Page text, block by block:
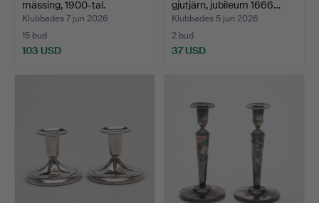
mässing, 1900-tal.
Klubbades 7 jun 2026
15 bud
103 USD
gjutjärn, jubileum 1666…
Klubbades 5 jun 2026
2 bud
37 USD